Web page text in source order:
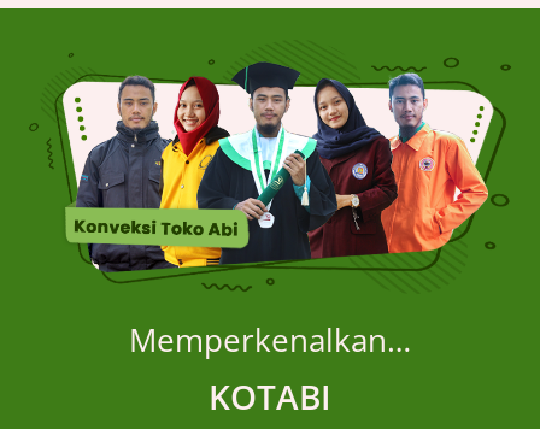
Memperkenalkan…
KOTABI